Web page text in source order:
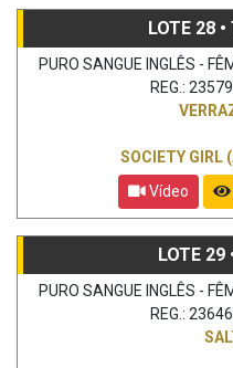
LOTE 28 •
PURO SANGUE INGLÊS -
REG.:
SOCIETY GIRL
Vídeo
LOTE 29
PURO SANGUE INGLÊS -
REG.: